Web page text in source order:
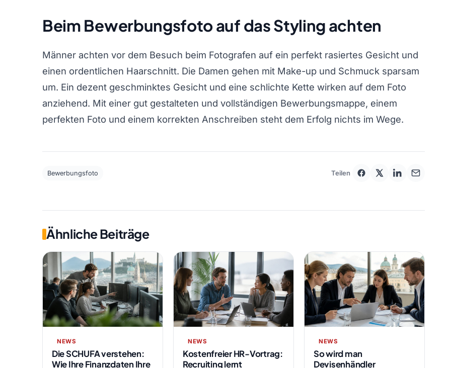
Beim Bewerbungsfoto auf das Styling achten
Männer achten vor dem Besuch beim Fotografen auf ein perfekt rasiertes Gesicht und
einen ordentlichen Haarschnitt. Die Damen gehen mit Make-up und Schmuck sparsam
um. Ein dezent geschminktes Gesicht und eine schlichte Kette wirken auf dem Foto
anziehend. Mit einer gut gestalteten und vollständigen Bewerbungsmappe, einem
perfekten Foto und einem korrekten Anschreiben steht dem Erfolg nichts im Wege.
Bewerbungsfoto Teilen
Ähnliche Beiträge
NEWS
Die SCHUFA verstehen:
Wie Ihre Finanzdaten Ihre
NEWS
Kostenfreier HR-Vortrag:
Recruiting lernt
NEWS
So wird man
Devisenhändler